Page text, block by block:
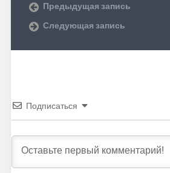
Предыдущая запись
Следующая запись
Подписаться